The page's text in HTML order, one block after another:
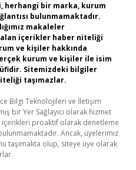
herhangi bir marka, kurum
bulunmamaktadır.
makaleler
alan içerikler haber niteliği
ve kişiler hakkında
kurum ve kişiler ile isim
Sitemizdeki bilgiler
taşımazlar.
Bilgi Teknolojileri ve İletişim
bir Yer Sağlayıcı olarak hizmet
proaktif olarak denetleme
Ancak, üyelerimiz
taşımakta olup, siteye üye olarak